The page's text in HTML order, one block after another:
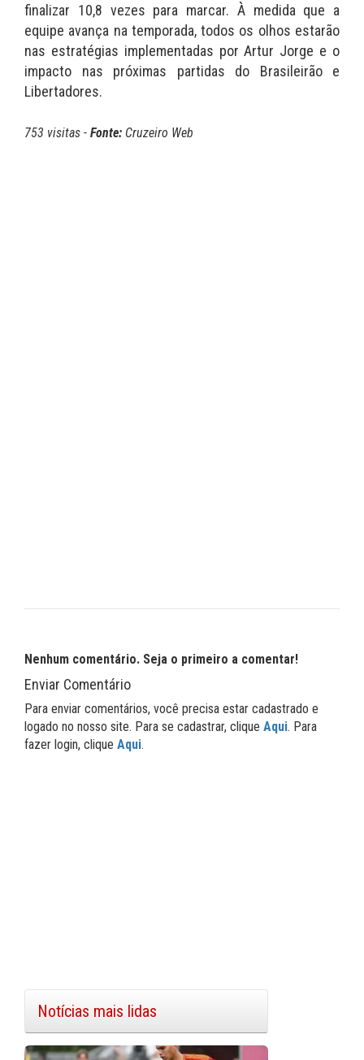
finalizar 10,8 vezes para marcar. À medida que a
equipe avança na temporada, todos os olhos estarão
nas estratégias implementadas por Artur Jorge e o
impacto nas próximas partidas do Brasileirão e
Libertadores.
753 visitas - Fonte: Cruzeiro Web
Nenhum comentário. Seja o primeiro a comentar!
Enviar Comentário
Para enviar comentários, você precisa estar cadastrado e
logado no nosso site. Para se cadastrar, clique Aqui. Para
fazer login, clique Aqui.
Notícias mais lidas